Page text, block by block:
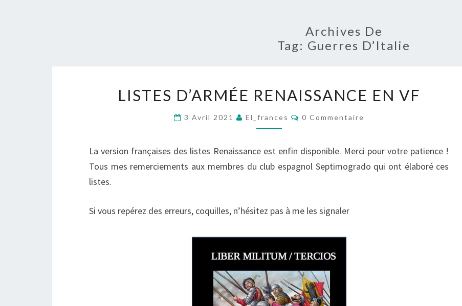
Archives De
Tag: Guerres D’Italie
D’ARMÉE
RENAISSANCE
EN
LISTES D’ARMÉE RENAISSANCE EN VF
3 Avril 2021 El_frances Commentaires
0 Commentaire
La version françaises des listes Renaissance est enfin disponible. Merci pour votre patience !
Tous mes remerciements aux membres du club espagnol Septimogrado qui ont élaboré ces
listes.
Si vous repérez des erreurs, coquilles, n’hésitez pas à me les signaler